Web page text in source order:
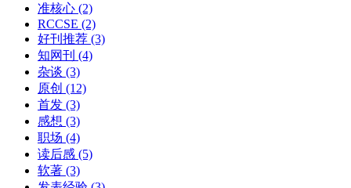
准核心 (2)
RCCSE (2)
好刊推荐 (3)
知网刊 (4)
杂谈 (3)
原创 (12)
首发 (3)
感想 (3)
职场 (4)
读后感 (5)
软著 (3)